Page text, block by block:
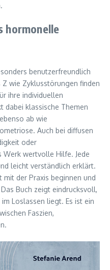
hormonelle
benutzerfreundlich
wie Zyklusstörungen finden
ihre individuellen
dabei klassische Themen
ab wie
Auch bei diffusen
oder
Werk wertvolle Hilfe. Jede
leicht verständlich erklärt.
der Praxis beginnen und
Buch zeigt eindrucksvoll,
Loslassen liegt. Es ist ein
Faszien,